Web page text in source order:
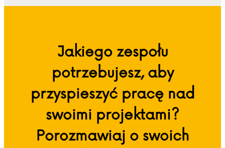
Jakiego zespołu
potrzebujesz, aby
przyspieszyć pracę nad
swoimi projektami?
Porozmawiaj o swoich